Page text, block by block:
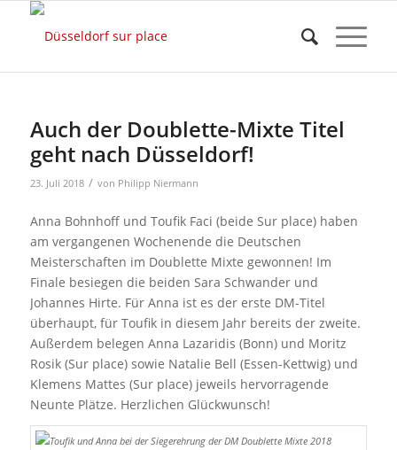
Auch der Doublette-Mixte Titel
geht nach Düsseldorf!
23. Juli 2018 / von Philipp Niermann
Anna Bohnhoff und Toufik Faci (beide Sur place) haben
am vergangenen Wochenende die Deutschen
Meisterschaften im Doublette Mixte gewonnen! Im
Finale besiegen die beiden Sara Schwander und
Johannes Hirte. Für Anna ist es der erste DM-Titel
überhaupt, für Toufik in diesem Jahr bereits der zweite.
Außerdem belegen Anna Lazaridis (Bonn) und Moritz
Rosik (Sur place) sowie Natalie Bell (Essen-Kettwig) und
Klemens Mattes (Sur place) jeweils hervorragende
Neunte Plätze. Herzlichen Glückwunsch!